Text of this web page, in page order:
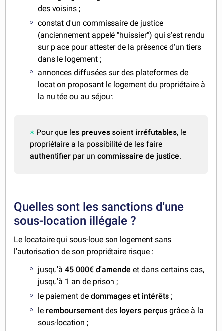
des voisins ;
constat d'un commissaire de justice
(anciennement appelé "huissier") qui s'est rendu
sur place pour attester de la présence d'un tiers
dans le logement ;
annonces diffusées sur des plateformes de
location proposant le logement du propriétaire à
la nuitée ou au séjour.
Pour que les preuves soient irréfutables, le
propriétaire a la possibilité de les faire
authentifier par un commissaire de justice.
Quelles sont les sanctions d'une
sous-location illégale ?
Le locataire qui sous-loue son logement sans
l'autorisation de son propriétaire risque :
jusqu'à45 000€ d'amende et dans certains cas,
jusqu'à 1 an de prison ;
le paiement de dommages et intérêts ;
le remboursement des loyers perçus grâce à la
sous-location ;